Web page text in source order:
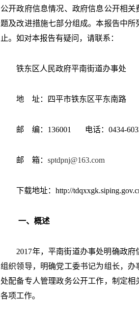
公开政府信息情况、政府信息公开相
题及改进措施七部分组成。本报告中所
止。如对本报告有疑问，请联系：
铁东区人民政府平南街道办事处
地 址：四平市铁东区平东南路
邮 编：136001 电话：0434-
邮 箱： sptdpnj@163.com
下载地址：http://
一、概述
2017年，平南街道办事处明确政府
组织领导，明确党工委书记为组长，
处配备专人管理政务公开工作，制定
各项工作。